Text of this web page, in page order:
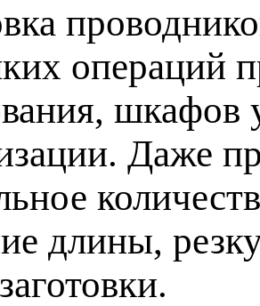
операций
Даже
длины,